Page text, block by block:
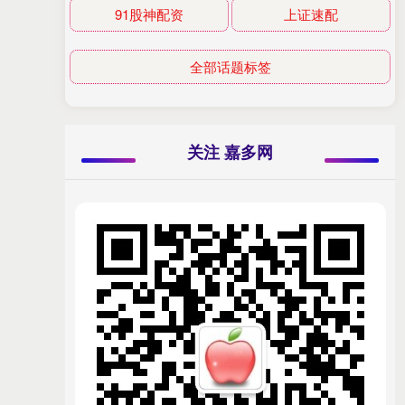
91股神配资 上证速配
全部话题标签
关注 嘉多网